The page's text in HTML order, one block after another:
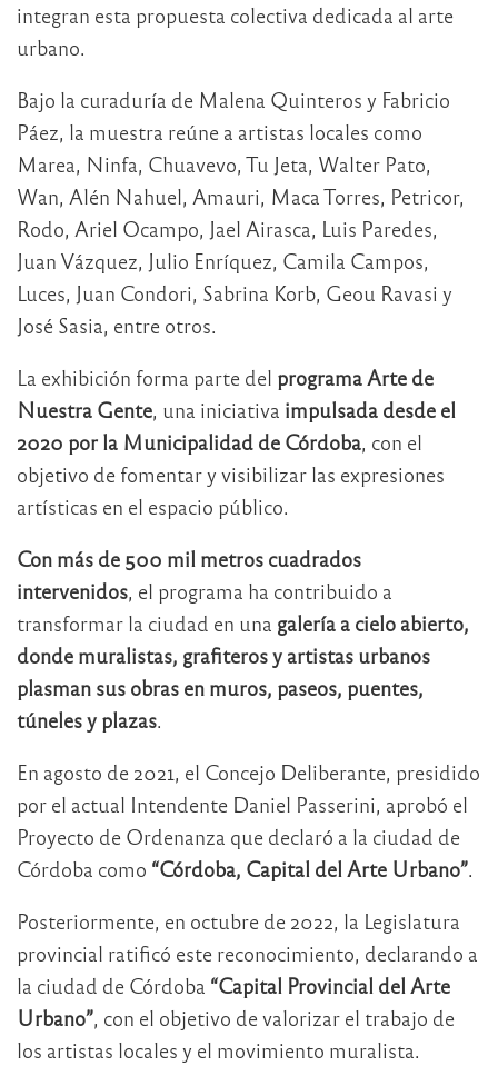
integran esta propuesta colectiva dedicada al arte
urbano.
Bajo la curaduría de Malena Quinteros y Fabricio
Páez, la muestra reúne a artistas locales como
Marea, Ninfa, Chuavevo, Tu Jeta, Walter Pato,
Wan, Alén Nahuel, Amauri, Maca Torres, Petricor,
Rodo, Ariel Ocampo, Jael Airasca, Luis Paredes,
Juan Vázquez, Julio Enríquez, Camila Campos,
Luces, Juan Condori, Sabrina Korb, Geou Ravasi y
José Sasia, entre otros.
La exhibición forma parte del programa Arte de
Nuestra Gente, una iniciativa impulsada desde el
2020 por la Municipalidad de Córdoba, con el
objetivo de fomentar y visibilizar las expresiones
artísticas en el espacio público.
Con más de 500 mil metros cuadrados
intervenidos, el programa ha contribuido a
transformar la ciudad en una galería a cielo abierto,
donde muralistas, grafiteros y artistas urbanos
plasman sus obras en muros, paseos, puentes,
túneles y plazas.
En agosto de 2021, el Concejo Deliberante, presidido
por el actual Intendente Daniel Passerini, aprobó el
Proyecto de Ordenanza que declaró a la ciudad de
Córdoba como “Córdoba, Capital del Arte Urbano”.
Posteriormente, en octubre de 2022, la Legislatura
provincial ratificó este reconocimiento, declarando a
la ciudad de Córdoba “Capital Provincial del Arte
Urbano”, con el objetivo de valorizar el trabajo de
los artistas locales y el movimiento muralista.